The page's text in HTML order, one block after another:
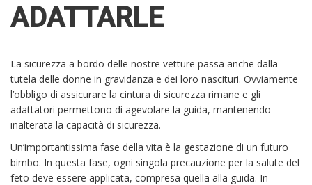
ADATTARLE
La sicurezza a bordo delle nostre vetture passa anche dalla
tutela delle donne in gravidanza e dei loro nascituri. Ovviamente
l’obbligo di assicurare la cintura di sicurezza rimane e gli
adattatori permettono di agevolare la guida, mantenendo
inalterata la capacità di sicurezza.
Un’importantissima fase della vita è la gestazione di un futuro
bimbo. In questa fase, ogni singola precauzione per la salute del
feto deve essere applicata, compresa quella alla guida. In